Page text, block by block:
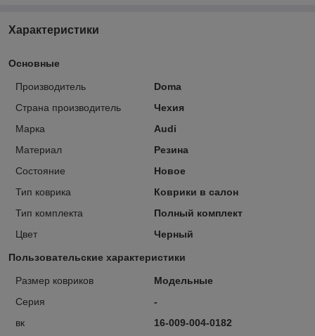
Характеристики
Основные
Производитель
Doma
Страна производитель
Чехия
Марка
Audi
Материал
Резина
Состояние
Новое
Тип коврика
Коврики в салон
Тип комплекта
Полный комплект
Цвет
Черный
Пользовательские характеристики
Размер ковриков
Модельные
Серия
-
вк
16-009-004-0182